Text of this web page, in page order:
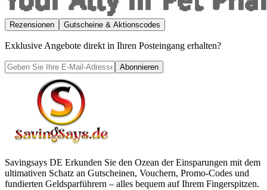
Rezensionen Gutscheine & Aktionscodes
Exklusive Angebote direkt in Ihren Posteingang erhalten?
Abonnieren
Savingsays DE Erkunden Sie den Ozean der Einsparungen mit dem
ultimativen Schatz an Gutscheinen, Vouchern, Promo-Codes und
fundierten Geldsparführern – alles bequem auf Ihrem Fingerspitzen.